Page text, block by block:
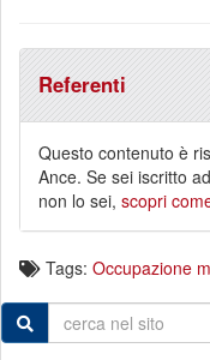
Referenti
Questo contenuto è
Ance. Se sei iscritto
non lo sei, scopri
Tags: Occupazione